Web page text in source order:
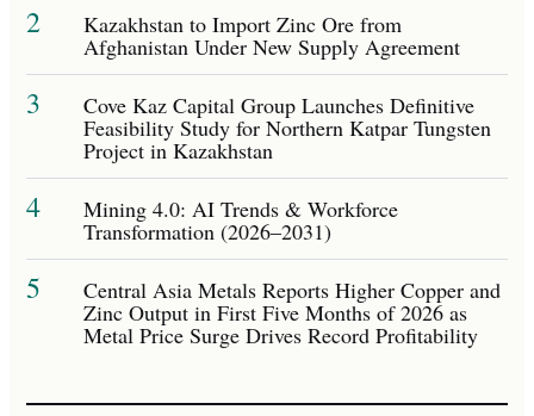
2 Kazakhstan to Import Zinc Ore from
Afghanistan Under New Supply Agreement
3 Cove Kaz Capital Group Launches Definitive
Feasibility Study for Northern Katpar Tungsten
Project in Kazakhstan
4 Mining 4.0: AI Trends & Workforce
Transformation (2026–2031)
5 Central Asia Metals Reports Higher Copper and
Zinc Output in First Five Months of 2026 as
Metal Price Surge Drives Record Profitability